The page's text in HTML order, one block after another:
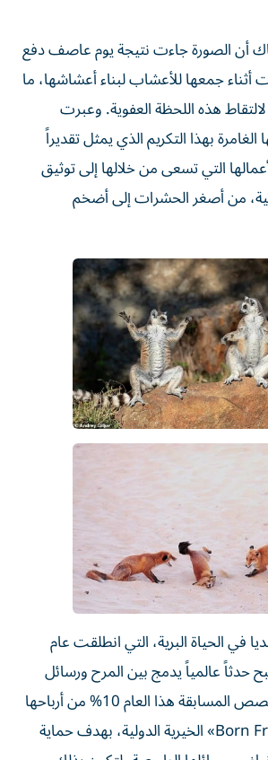
أن الصورة جاءت نتيجة يوم عاصف دفع
أثناء جمعها للأعشاب لبناء أعشاشها، ما
هذه اللحظة العفوية. وعبرت
بهذا التكريم الذي يمثل تقديراً
التي تسعى من خلالها إلى توثيق
من أصغر الحشرات إلى أضخم
في الحياة البرية، التي انطلقت عام
حدثاً عالمياً يدمج بين المرح ورسائل
الاستدامة؛ حيث تخصص المسابقة هذا العام 10% من أرباحها
لصالح مؤسسة «Born Free» الخيرية الدولية، بهدف حماية